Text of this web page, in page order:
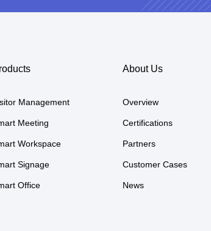
Management
Meeting
Workspace
Signage
Office
About Us
Overview
Certifications
Partners
Customer Cases
News